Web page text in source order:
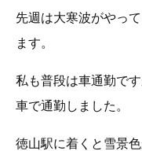
先週は大寒波がやっ
ます。
私も普段は車通勤で
車で通勤しました。
徳山駅に着くと雪景